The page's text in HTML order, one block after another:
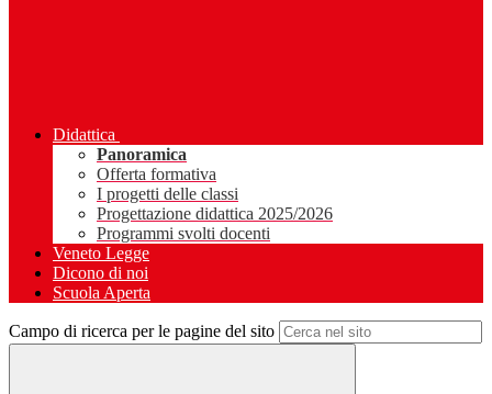
Didattica
Panoramica
Offerta formativa
I progetti delle classi
Progettazione didattica 2025/2026
Programmi svolti docenti
Veneto Legge
Dicono di noi
Scuola Aperta
Campo di ricerca per le pagine del sito